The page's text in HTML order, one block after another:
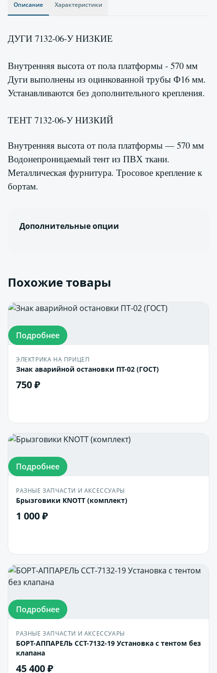
Описание Характеристики
ДУГИ 7132-06-У НИЗКИЕ
Внутренняя высота от пола платформы - 570 мм
Дуги выполнены из оцинкованной трубы Ф16 мм.
Устанавливаются без дополнительного крепления.
ТЕНТ 7132-06-У НИЗКИЙ
Внутренняя высота от пола платформы — 570 мм
Водонепроницаемый тент из ПВХ ткани.
Металлическая фурнитура. Тросовое крепление к
бортам.
Дополнительные опции
Похожие товары
Подробнее
ЭЛЕКТРИКА НА ПРИЦЕП
Знак аварийной остановки ПТ-02 (ГОСТ)
750 ₽
Подробнее
РАЗНЫЕ ЗАПЧАСТИ И АКСЕССУАРЫ
Брызговики KNOTT (комплект)
1 000 ₽
Подробнее
РАЗНЫЕ ЗАПЧАСТИ И АКСЕССУАРЫ
БОРТ-АППАРЕЛЬ ССТ-7132-19 Установка с тентом без
клапана
45 400 ₽